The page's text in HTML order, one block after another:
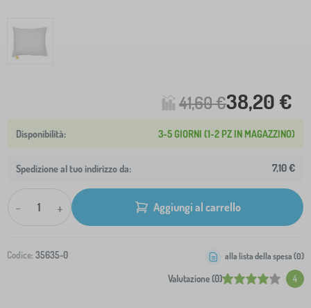
41,60 €38,20 €
3-5 GIORNI (1-2 PZ IN MAGAZZINO)
Spedizione al tuo indirizzo da: 7,10 €
- + Aggiungi al carrello
Codice: 35635-0
Valutazione (0) 4
alla lista della spesa (0)